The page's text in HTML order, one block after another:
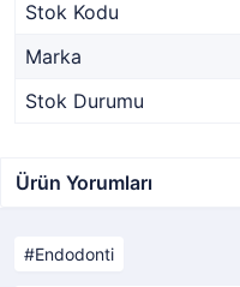
Stok Kodu
Marka
Stok Durumu
Ürün Yorumları
Endodonti